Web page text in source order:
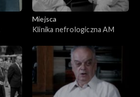
Miejsca
Klinika nefrologiczna AM